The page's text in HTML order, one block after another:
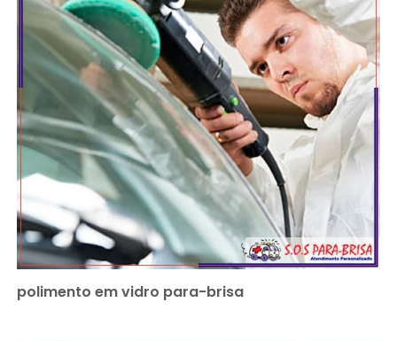
polimento em vidro para-brisa